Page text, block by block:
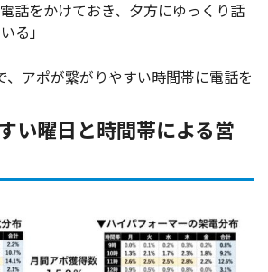
電話をかけておき、夕方にゆっくり話
る」
、アポが繋がりやすい時間帯に電話を
い曜日と時間帯による営